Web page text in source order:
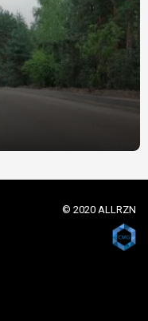
© 2020 ALLRZN